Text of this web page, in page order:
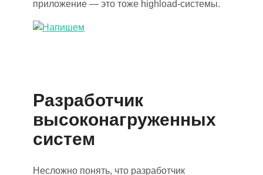
приложение — это тоже highload-системы.
Разработчик
высоконагруженных
систем
Несложно понять, что разработчик